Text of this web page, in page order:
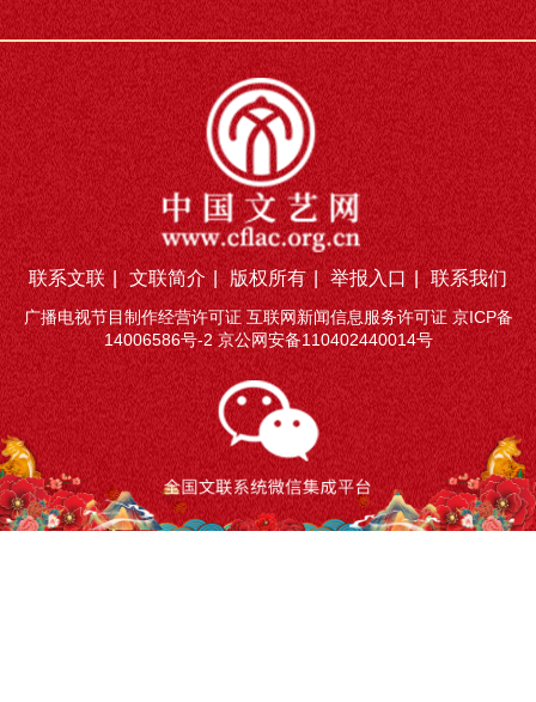
联系文联 | 文联简介 | 版权所有 | 举报入口 | 联系我们
广播电视节目制作经营许可证 互联网新闻信息服务许可证京ICP备
14006586号-2京公网安备110402440014号